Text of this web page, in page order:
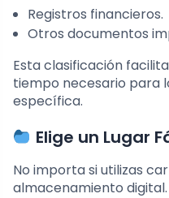
Registros financieros.
Otros documentos
Esta clasificación
tiempo necesario para
específica.
Elige un Lugar
No importa si utilizas
almacenamiento digital.